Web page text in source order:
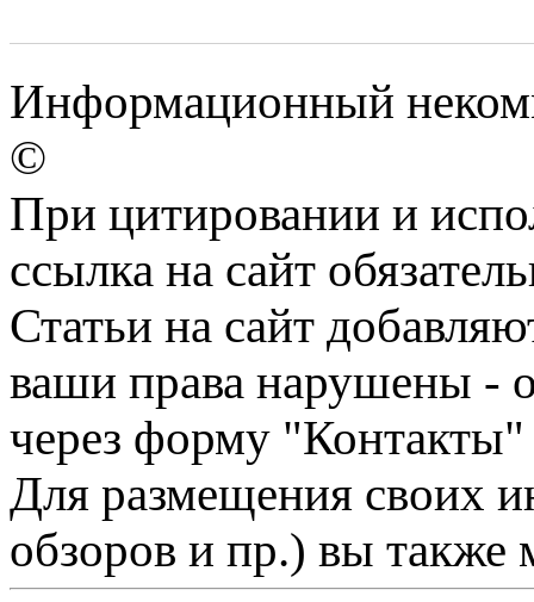
Информационный
©
При цитировании и
ссылка на сайт
Статьи на сайт
ваши права нарушены -
через форму "Контакты"
Для размещения своих
обзоров и пр.) вы также